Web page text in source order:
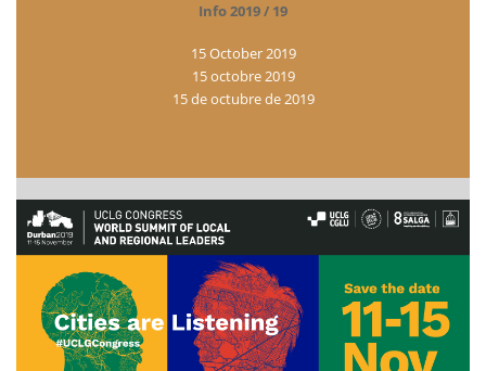
Info 2019 / 19
15 October 2019
15 octobre 2019
15 de octubre de 2019